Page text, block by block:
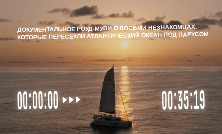
ДОКУМЕНТАЛЬНОЕ РОУД-МУВИ О ВОСЬМИ НЕЗНАКОМЦАХ,
КОТОРЫЕ ПЕРЕСЕКЛИ АТЛАНТИЧЕСКИЙ ОКЕАН ПОД ПАРУСОМ